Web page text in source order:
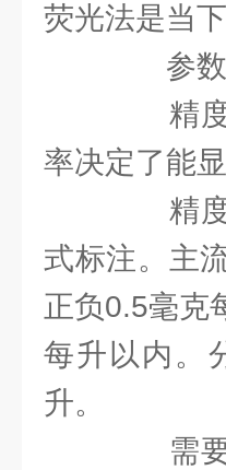
荧光法是当
参数
精度
率决定了能
精度
式标注。主
正负0.5毫克
每升以内。
升。
需要